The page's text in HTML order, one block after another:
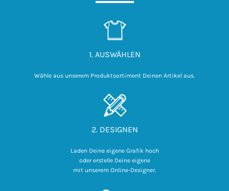
1. AUSWÄHLEN
Wähle aus unserem Produktsortiment Deinen Artikel aus.
2. DESIGNEN
Laden Deine eigene Grafik hoch
oder erstelle Deine eigene
mit unserem Online-Designer.